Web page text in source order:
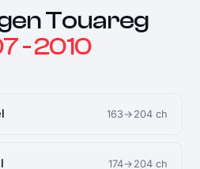
Touareg
- 2010
163→204 ch
174→204 ch